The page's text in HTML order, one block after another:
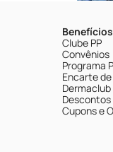
Clube PP
Convênios
Programa
Encarte
Dermaclub
Cupons e